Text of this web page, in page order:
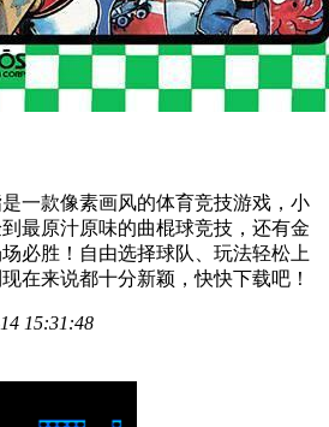
一款像素画风的体育竞技游戏，小
最原汁原味的曲棍球竞技，还有金
必胜！自由选择球队、玩法轻松上
在来说都十分新颖，快快下载吧！
15:31:48